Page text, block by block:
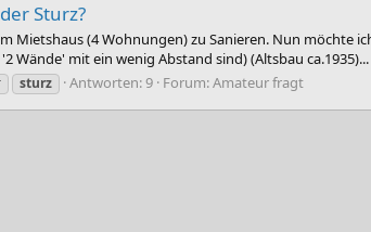
Sturz?
Mietshaus (4 Wohnungen) zu Sanieren. Nun möchte
Wände' mit ein wenig Abstand sind) (Altsbau ca.1935)...
sturz Antworten: 9 Forum:Amateur fragt